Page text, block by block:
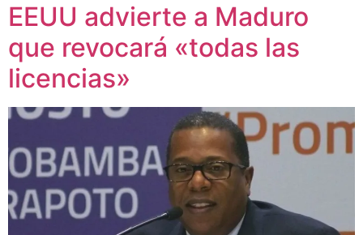
EEUU advierte a Maduro
que revocará «todas las
licencias»